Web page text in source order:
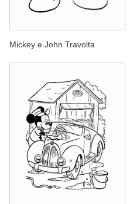
Mickey e John Travolta